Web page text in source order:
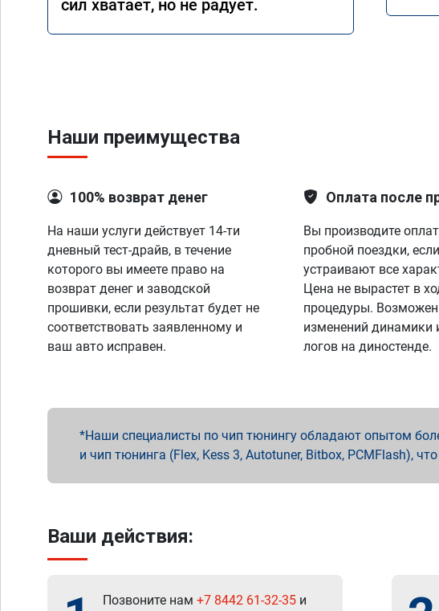
сил хватает, но не радует.
Наши преимущества
100% возврат денег
На наши услуги действует 14-ти
дневный тест-драйв, в течение
которого вы имеете право на
возврат денег и заводской
прошивки, если результат будет не
соответствовать заявленному и
ваш авто исправен.
Оплата после
Вы производите
пробной поездки,
устраивают все
Цена не вырастет в
процедуры.
изменений динамики
логов на диностенде.
Наши специалисты по чип тюнингу обладают опытом
и чип тюнинга (Flex, Kess 3, Autotuner, Bitbox, PCMFlash),
Ваши действия:
Позвоните нам +7 8442 61-32-35 и